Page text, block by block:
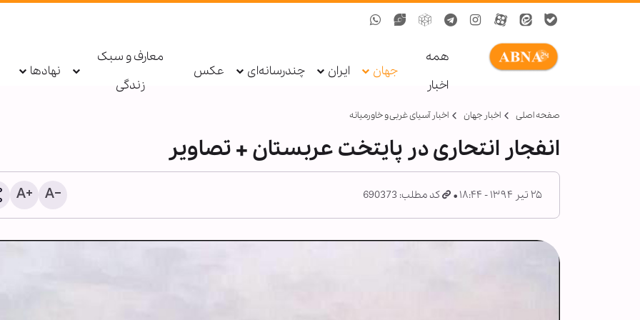
همه
اخبار
جهان ایران چندرسانه‌ای عکس
معارف و سبک
زندگی
نهادها
صفحه اصلی اخبار جهان اخبار آسیای غربی و خاورمیانه
انفجار انتحاری در پایتخت عربستان + تصاویر
۲۵ تیر ۱۳۹۴ - ۱۸:۴۴ کد مطلب: 690373